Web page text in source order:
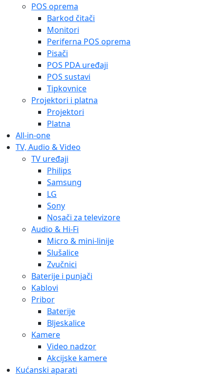
POS oprema
Barkod čitači
Monitori
Periferna POS oprema
Pisači
POS PDA uređaji
POS sustavi
Tipkovnice
Projektori i platna
Projektori
Platna
All-in-one
TV, Audio & Video
TV uređaji
Philips
Samsung
LG
Sony
Nosači za televizore
Audio & Hi-Fi
Micro & mini-linije
Slušalice
Zvučnici
Baterije i punjači
Kablovi
Pribor
Baterije
Bljeskalice
Kamere
Video nadzor
Akcijske kamere
Kućanski aparati